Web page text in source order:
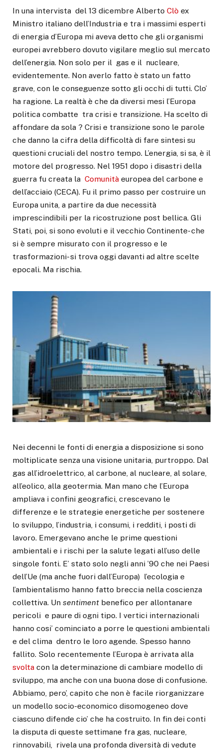
In una intervista del 13 dicembre Alberto Clò ex
Ministro italiano dell’Industria e tra i massimi esperti
di energia d’Europa mi aveva detto che gli organismi
europei avrebbero dovuto vigilare meglio sul mercato
dell’energia. Non solo per il gas e il nucleare,
evidentemente. Non averlo fatto è stato un fatto
grave, con le conseguenze sotto gli occhi di tutti. Clo’
ha ragione. La realtà è che da diversi mesi l’Europa
politica combatte tra crisi e transizione. Ha scelto di
affondare da sola ? Crisi e transizione sono le parole
che danno la cifra della difficoltà di fare sintesi su
questioni cruciali del nostro tempo. L’energia, si sa, è il
motore del progresso. Nel 1951 dopo i disastri della
guerra fu creata la Comunità europea del carbone e
dell’acciaio (CECA). Fu il primo passo per costruire un
Europa unita, a partire da due necessità
imprescindibili per la ricostruzione post bellica. Gli
Stati, poi, si sono evoluti e il vecchio Continente- che
si è sempre misurato con il progresso e le
trasformazioni- si trova oggi davanti ad altre scelte
epocali. Ma rischia.
Nei decenni le fonti di energia a disposizione si sono
moltiplicate senza una visione unitaria, purtroppo. Dal
gas all’idroelettrico, al carbone, al nucleare, al solare,
all’eolico, alla geotermia. Man mano che l’Europa
ampliava i confini geografici, crescevano le
differenze e le strategie energetiche per sostenere
lo sviluppo, l’industria, i consumi, i redditi, i posti di
lavoro. Emergevano anche le prime questioni
ambientali e i rischi per la salute legati all’uso delle
singole fonti. E’ stato solo negli anni ’90 che nei Paesi
dell’Ue (ma anche fuori dall’Europa) l’ecologia e
l’ambientalismo hanno fatto breccia nella coscienza
collettiva. Un sentiment benefico per allontanare
pericoli e paure di ogni tipo. I vertici internazionali
hanno cosi’ cominciato a porre le questioni ambientali
e del clima dentro le loro agende. Spesso hanno
fallito. Solo recentemente l’Europa è arrivata alla
svolta con la determinazione di cambiare modello di
sviluppo, ma anche con una buona dose di confusione.
Abbiamo, pero’, capito che non è facile riorganizzare
un modello socio-economico disomogeneo dove
ciascuno difende cio’ che ha costruito. In fin dei conti
la disputa di queste settimane fra gas, nucleare,
rinnovabili, rivela una profonda diversità di vedute